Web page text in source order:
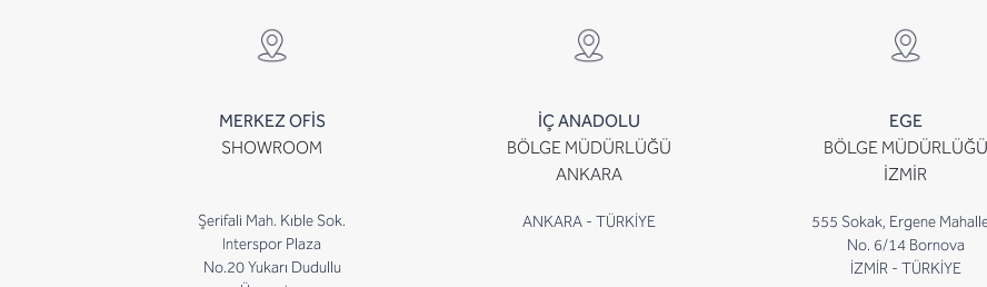
MERKEZ OFİS
SHOWROOM
Şerifali Mah. Kıble Sok.
Interspor Plaza
No.20 Yukarı Dudullu
İÇ ANADOLU
BÖLGE MÜDÜRLÜĞÜ
ANKARA
ANKARA - TÜRKİYE
EGE
BÖLGE MÜDÜRLÜĞÜ
İZMİR
555 Sokak, Ergene
No. 6/14 Bornova
İZMİR - TÜRKİYE